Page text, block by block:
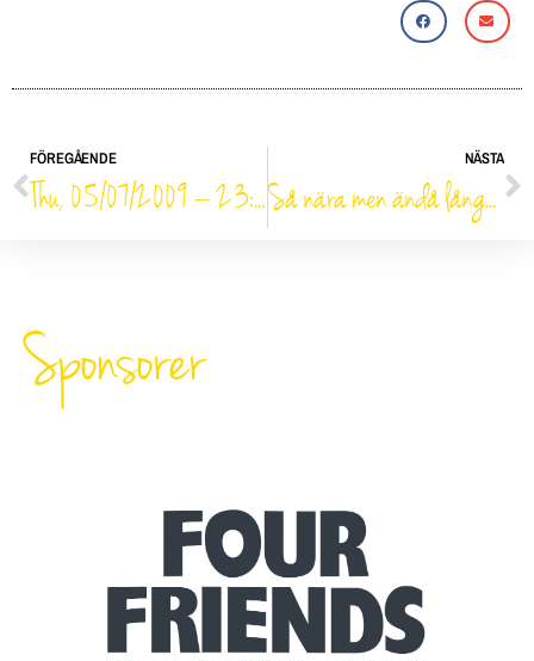
FÖREGÅENDE
Thu, 05/07/2009 – 23:08
NÄSTA
Så nära men ändå långt ifrån…
Sponsorer